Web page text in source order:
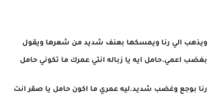
ويذهب الي رنا ويمسكها بعنف شديد من شعرها ويقول
بغضب اعمي.حامل ايه يا زباله انتي عمرك ما تكوني حامل
رنا بوجع وغضب شديد.ليه عمري ما اكون حامل يا صقر انت